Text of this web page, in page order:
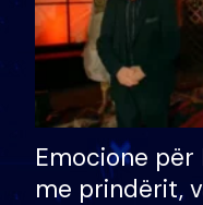
Emocione
me prindërit,